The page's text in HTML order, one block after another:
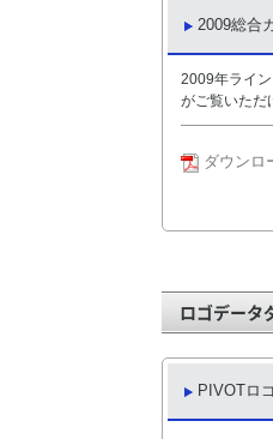
2009総合
2009年ライ
がご覧いただ
ダウンロ
ロゴデータ
PIVOTロ